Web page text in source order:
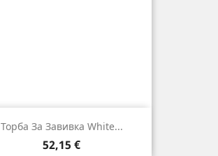
Торба За Завивка White...
Цена
52,15 €